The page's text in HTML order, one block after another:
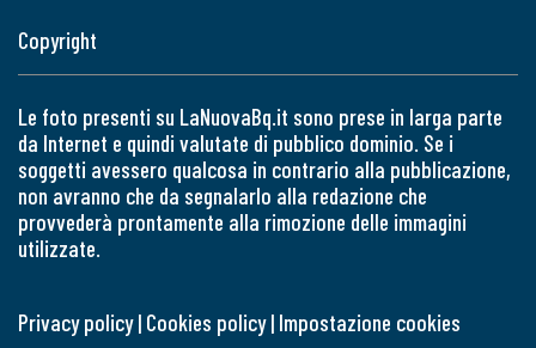
Copyright
Le foto presenti su LaNuovaBq.it sono prese in larga parte
da Internet e quindi valutate di pubblico dominio. Se i
soggetti avessero qualcosa in contrario alla pubblicazione,
non avranno che da segnalarlo alla redazione che
provvederà prontamente alla rimozione delle immagini
utilizzate.
Privacy policy| Cookies policy| Impostazione cookies